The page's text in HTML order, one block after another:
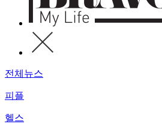
전체뉴스
피플
헬스